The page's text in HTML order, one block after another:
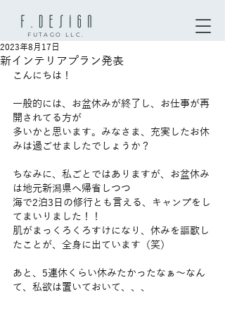
FUTAGO LLC.
新インテリアプラン発表
2023年8月17日
こんにちは！
一般的には、お盆休みが終了し、お仕事が再
開されてる方が
多いかと思います。みなさま、充実したお休
みは過ごせましたでしょうか？
ちなみに、私ごとではありますが、お盆休み
は地元新潟県へ帰省しつつ
海で2泊3日の修行とも言える、キャンプをし
てまいりました！！
肌がまっくろくろすけになり、休みを謳歌し
たことが、全身に出ています（笑）
あと、5連休くらい休みたかったなぁ〜なん
て、私欲は置いておいて、、、